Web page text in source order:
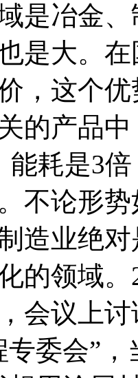
是冶金
是大。
，这个
的产品
能耗是3
不论形
造业绝
的领域
会议上
专委会”